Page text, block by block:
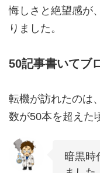
悔しさと絶望感が
りました。
50記事書いてブ
転機が訪れたのは
数が50本を超えた
暗黒時